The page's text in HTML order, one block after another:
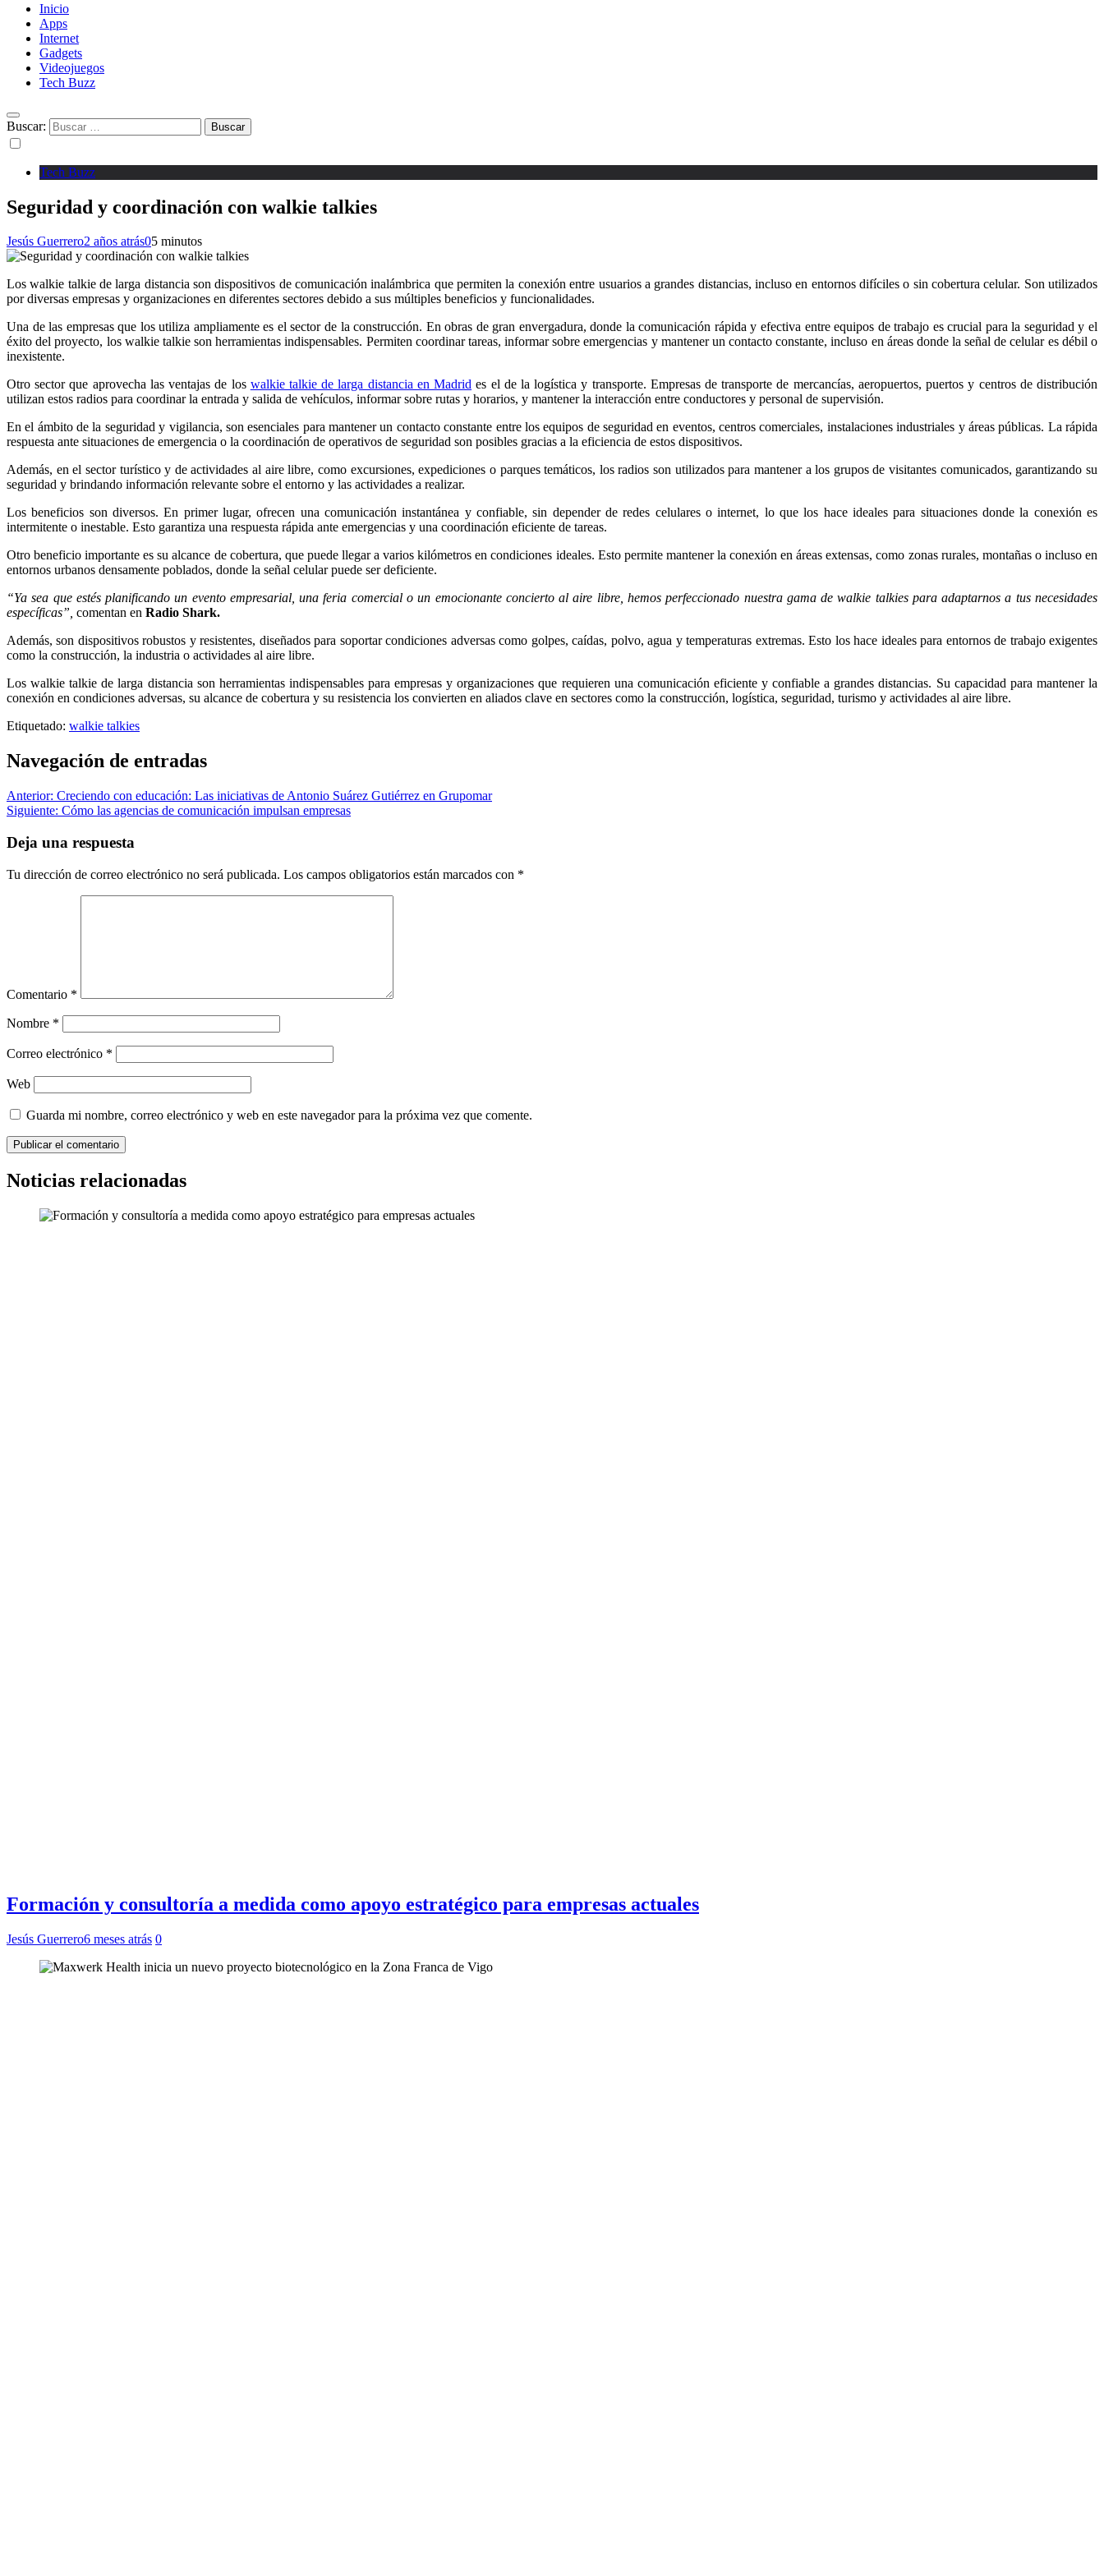
Inicio
Apps
Internet
Gadgets
Videojuegos
Tech Buzz
Buscar:
Tech Buzz
Seguridad y coordinación con walkie talkies
Jesús Guerrero2 años atrás05 minutos
Los walkie talkie de larga distancia son dispositivos de comunicación inalámbrica que permiten la conexión entre usuarios a grandes distancias, incluso en entornos difíciles o sin cobertura celular. Son utilizados
por diversas empresas y organizaciones en diferentes sectores debido a sus múltiples beneficios y funcionalidades.
Una de las empresas que los utiliza ampliamente es el sector de la construcción. En obras de gran envergadura, donde la comunicación rápida y efectiva entre equipos de trabajo es crucial para la seguridad y el
éxito del proyecto, los walkie talkie son herramientas indispensables. Permiten coordinar tareas, informar sobre emergencias y mantener un contacto constante, incluso en áreas donde la señal de celular es débil o
inexistente.
Otro sector que aprovecha las ventajas de los walkie talkie de larga distancia en Madrid es el de la logística y transporte. Empresas de transporte de mercancías, aeropuertos, puertos y centros de distribución
utilizan estos radios para coordinar la entrada y salida de vehículos, informar sobre rutas y horarios, y mantener la interacción entre conductores y personal de supervisión.
En el ámbito de la seguridad y vigilancia, son esenciales para mantener un contacto constante entre los equipos de seguridad en eventos, centros comerciales, instalaciones industriales y áreas públicas. La rápida
respuesta ante situaciones de emergencia o la coordinación de operativos de seguridad son posibles gracias a la eficiencia de estos dispositivos.
Además, en el sector turístico y de actividades al aire libre, como excursiones, expediciones o parques temáticos, los radios son utilizados para mantener a los grupos de visitantes comunicados, garantizando su
seguridad y brindando información relevante sobre el entorno y las actividades a realizar.
Los beneficios son diversos. En primer lugar, ofrecen una comunicación instantánea y confiable, sin depender de redes celulares o internet, lo que los hace ideales para situaciones donde la conexión es
intermitente o inestable. Esto garantiza una respuesta rápida ante emergencias y una coordinación eficiente de tareas.
Otro beneficio importante es su alcance de cobertura, que puede llegar a varios kilómetros en condiciones ideales. Esto permite mantener la conexión en áreas extensas, como zonas rurales, montañas o incluso en
entornos urbanos densamente poblados, donde la señal celular puede ser deficiente.
“Ya sea que estés planificando un evento empresarial, una feria comercial o un emocionante concierto al aire libre, hemos perfeccionado nuestra gama de walkie talkies para adaptarnos a tus necesidades
específicas”, comentan en Radio Shark.
Además, son dispositivos robustos y resistentes, diseñados para soportar condiciones adversas como golpes, caídas, polvo, agua y temperaturas extremas. Esto los hace ideales para entornos de trabajo exigentes
como la construcción, la industria o actividades al aire libre.
Los walkie talkie de larga distancia son herramientas indispensables para empresas y organizaciones que requieren una comunicación eficiente y confiable a grandes distancias. Su capacidad para mantener la
conexión en condiciones adversas, su alcance de cobertura y su resistencia los convierten en aliados clave en sectores como la construcción, logística, seguridad, turismo y actividades al aire libre.
Etiquetado: walkie talkies
Navegación de entradas
Anterior: Creciendo con educación: Las iniciativas de Antonio Suárez Gutiérrez en Grupomar
Siguiente: Cómo las agencias de comunicación impulsan empresas
Deja una respuesta
Tu dirección de correo electrónico no será publicada. Los campos obligatorios están marcados con *
Comentario *
Nombre *
Correo electrónico *
Web
Guarda mi nombre, correo electrónico y web en este navegador para la próxima vez que comente.
Noticias relacionadas
Formación y consultoría a medida como apoyo estratégico para empresas actuales
Jesús Guerrero6 meses atrás 0